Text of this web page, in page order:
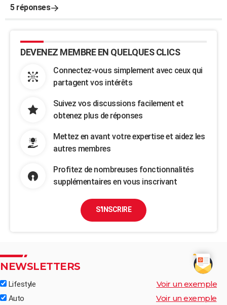
5 réponses
DEVENEZ MEMBRE EN QUELQUES CLICS
Connectez-vous simplement avec ceux qui
partagent vos intérêts
Suivez vos discussions facilement et
obtenez plus de réponses
Mettez en avant votre expertise et aidez les
autres membres
Profitez de nombreuses fonctionnalités
supplémentaires en vous inscrivant
S'INSCRIRE
NEWSLETTERS
Lifestyle Voir un exemple
Auto Voir un exemple